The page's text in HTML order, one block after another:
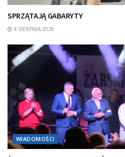
SPRZĄTAJĄ GABARYTY
4 SIERPNIA 2026
WIADOMOŚCI